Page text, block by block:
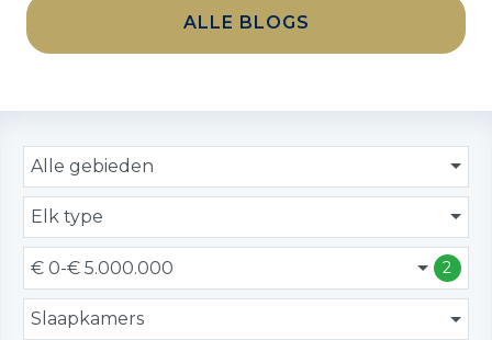
ALLE BLOGS
Alle gebieden
Elk type
€ 0-€ 5.000.000 2
Slaapkamers